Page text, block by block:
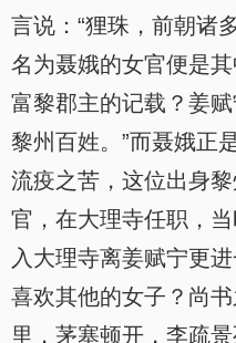
言说：“狸珠，前朝诸
名为聂娥的女官便是
富黎郡主的记载？姜
黎州百姓。”而聂娥正
流疫之苦，这位出身
官，在大理寺任职，
入大理寺离姜赋宁更
喜欢其他的女子？尚
里，茅塞顿开，李疏